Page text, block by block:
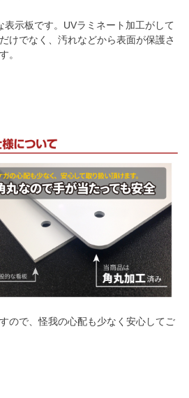
示板です。UVラミネート加工がして
けでなく、汚れなどから表面が保護さ
。
ので、怪我の心配も少なく安心してご